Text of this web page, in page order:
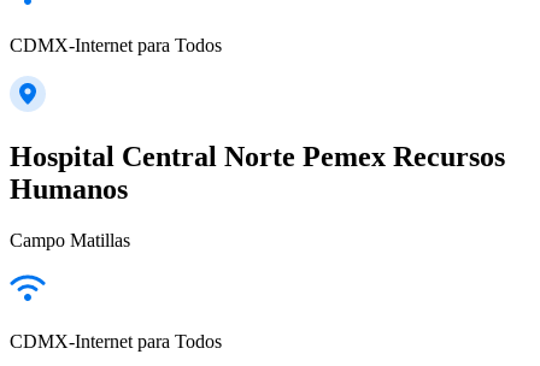
CDMX-Internet para Todos
Hospital Central Norte Pemex Recursos
Humanos
Campo Matillas
CDMX-Internet para Todos